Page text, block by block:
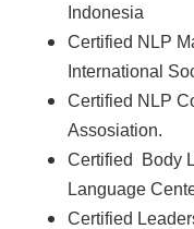
Indonesia
Certified NLP
International
Certified NLP
Assosiation.
Certified Body
Language
Certified